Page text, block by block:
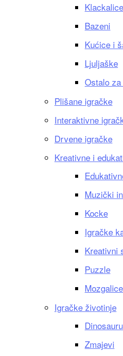
Klackalice
Bazeni
Kućice i
Ljuljaške
Ostalo
Plišane igračke
Interaktivne
Drvene igračke
Kreativne i
Muzički
Kocke
Igračke
Kreativni
Puzzle
Igračke životinje
Zmajevi